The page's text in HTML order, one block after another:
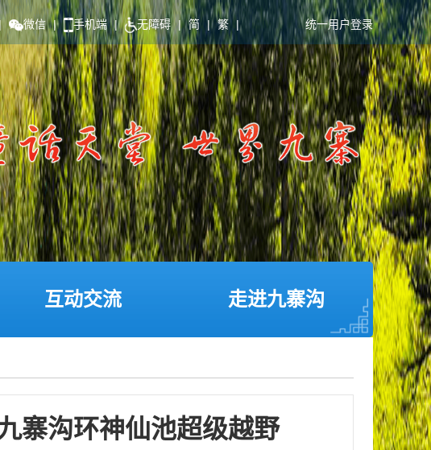
| 微信 | 手机端 | 无障碍 | 简 | 繁 | 统一用户登录
互动交流 走进九寨沟
寨沟环神仙池超级越野